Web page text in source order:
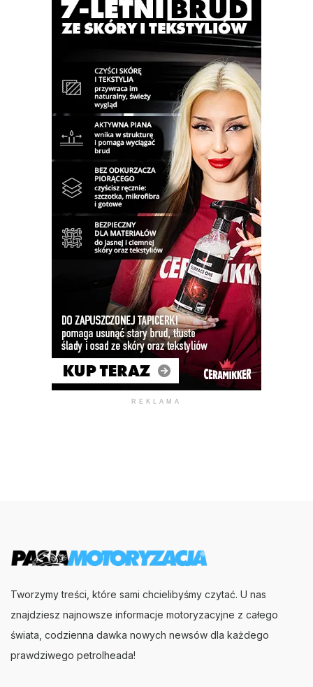
REKLAMA
Tworzymy treści, które sami chcielibyśmy czytać. U nas
znajdziesz najnowsze informacje motoryzacyjne z całego
świata, codzienna dawka nowych newsów dla każdego
prawdziwego petrolheada!